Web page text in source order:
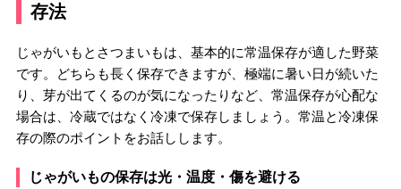
存法
じゃがいもとさつまいもは、基本的に常温保存が適した野菜
です。どちらも長く保存できますが、極端に暑い日が続いた
り、芽が出てくるのが気になったりなど、常温保存が心配な
場合は、冷蔵ではなく冷凍で保存しましょう。常温と冷凍保
存の際のポイントをお話しします。
じゃがいもの保存は光・温度・傷を避ける